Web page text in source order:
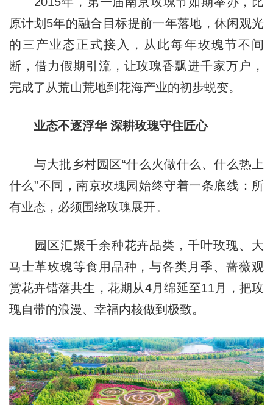
原计划5年的融合目标提前一年落地，休闲观光
的三产业态正式接入，从此每年玫瑰节不间
断，借力假期引流，让玫瑰香飘进千家万户，
完成了从荒山荒地到花海产业的初步蜕变。
业态不逐浮华 深耕玫瑰守住匠心
与大批乡村园区“什么火做什么、什么热上
什么”不同，南京玫瑰园始终守着一条底线：所
有业态，必须围绕玫瑰展开。
园区汇聚千余种花卉品类，千叶玫瑰、大
马士革玫瑰等食用品种，与各类月季、蔷薇观
赏花卉错落共生，花期从4月绵延至11月，把玫
瑰自带的浪漫、幸福内核做到极致。